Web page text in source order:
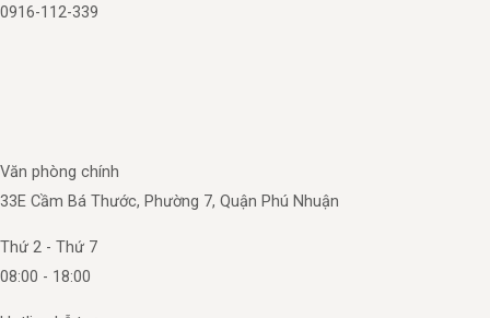
0916-112-339
Văn phòng chính
33E Cầm Bá Thước, Phường 7, Quận Phú Nhuận
Thứ 2 - Thứ 7
08:00 - 18:00